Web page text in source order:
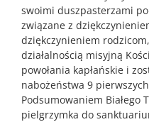
swoimi duszpasterzami
związane z
dziękczynieniem
działalnością misyjną
powołania kapłańskie i
nabożeństwa 9
Podsumowaniem Białego
pielgrzymka do